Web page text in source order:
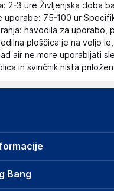
2-3 ure Življenjska doba
uporabe: 75-100 ur
navodila za uporabo,
ploščica je na voljo
air ne more uporabljati
in svinčnik nista
Bang